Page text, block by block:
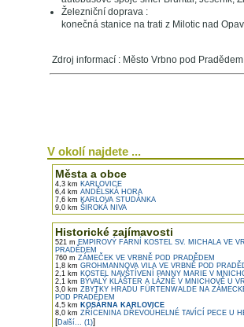
Železniční doprava :
konečná stanice na trati z Milotic nad
Zdroj informací : Město Vrbno pod Pradědem
V okolí najdete ...
Města a obce
4,3 km KARLOVICE
6,4 km ANDĚLSKÁ HORA
7,6 km KARLOVA STUDÁNKA
9,0 km ŠIROKÁ NIVA
Historické zajímavosti
521 m EMPIROVÝ FARNÍ KOSTEL SV. MICHALA VE
PRADĚDEM
760 m ZÁMEČEK VE VRBNĚ POD PRADĚDEM
1,8 km GROHMANNOVA VILA VE VRBNĚ POD
2,1 km KOSTEL NAVŠTÍVENÍ PANNY MARIE V
2,1 km BÝVALÝ KLÁŠTER A LÁZNĚ V MNICHOVĚ U
3,0 km ZBYTKY HRADU FÜRTENWALDE NA
POD PRADĚDEM
4,5 km KOSÁRNA KARLOVICE
8,0 km ZŘÍCENINA DŘEVOÚHELNÉ TAVÍCÍ PECE U
[Další... (1)]